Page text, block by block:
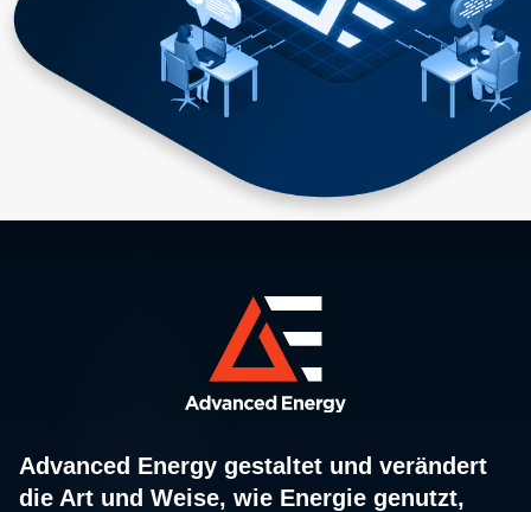
Advanced Energy gestaltet und verändert
die Art und Weise, wie Energie genutzt,